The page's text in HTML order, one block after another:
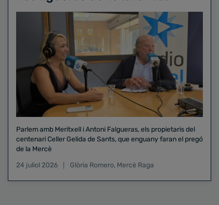
Parlem amb Meritxell i Antoni Falgueras, els propietaris del
centenari Celler Gelida de Sants, que enguany faran el pregó
de la Mercè
24 juliol 2026
Glòria Romero, Mercè Raga